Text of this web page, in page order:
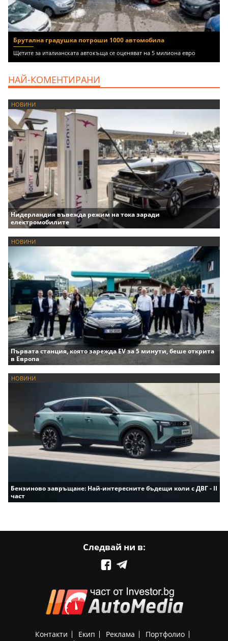
Брутална градушка потроши 1000 автомобила
Щетите за италианската автокъща се оценяват на 5 милиона евро
НАЙ-КОМЕНТИРАНИ
НОВИНИ
Нидерландия въвежда режим на тока заради
електромобилите
НОВИНИ
Първата станция, която зарежда EV за 5 минути, беше открита
в Европа
НОВИНИ
Бензиново завръщане: Най-интересните бъдещи коли с ДВГ - II
част
Следвай ни в:
Контакти Екип Реклама
Портфолио